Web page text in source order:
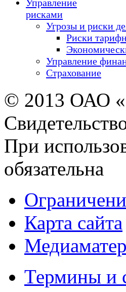
Управление
рисками
Угрозы и риски
Риски
Управление
Страхование
© 2013 ОАО
При
обязательна
Карта сайта
Термины и